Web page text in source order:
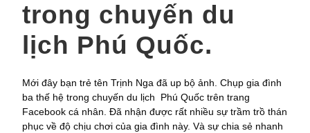
trong chuyến du
lịch Phú Quốc.
Mới đây bạn trẻ tên Trịnh Nga đã up bộ ảnh. Chụp gia đình
ba thế hệ trong chuyến du lịch Phú Quốc trên trang
Facebook cá nhân. Đã nhận được rất nhiều sự trầm trồ thán
phục về độ chịu chơi của gia đình này. Và sự chia sẻ nhanh